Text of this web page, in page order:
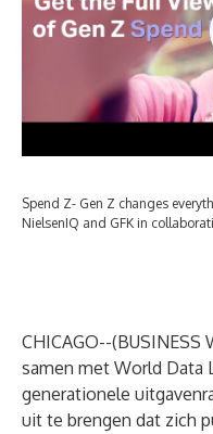
Spend Z- Gen Z changes
NielsenIQ and GFK in
CHICAGO--(BUSINESS
samen met World Data
generationele
uit te brengen dat zich